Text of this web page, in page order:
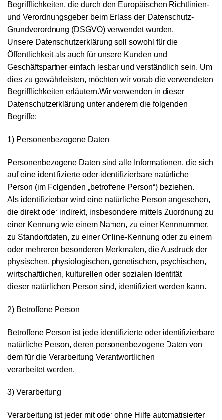
Begrifflichkeiten, die durch den Europäischen Richtlinien-
und Verordnungsgeber beim Erlass der Datenschutz-
Grundverordnung (DSGVO) verwendet wurden.
Unsere Datenschutzerklärung soll sowohl für die
Öffentlichkeit als auch für unsere Kunden und
Geschäftspartner einfach lesbar und verständlich sein. Um
dies zu gewährleisten, möchten wir vorab die verwendeten
Begrifflichkeiten erläutern.Wir verwenden in dieser
Datenschutzerklärung unter anderem die folgenden
Begriffe:
1) Personenbezogene Daten
Personenbezogene Daten sind alle Informationen, die sich
auf eine identifizierte oder identifizierbare natürliche
Person (im Folgenden „betroffene Person“) beziehen.
Als identifizierbar wird eine natürliche Person angesehen,
die direkt oder indirekt, insbesondere mittels Zuordnung zu
einer Kennung wie einem Namen, zu einer Kennnummer,
zu Standortdaten, zu einer Online-Kennung oder zu einem
oder mehreren besonderen Merkmalen, die Ausdruck der
physischen, physiologischen, genetischen, psychischen,
wirtschaftlichen, kulturellen oder sozialen Identität
dieser natürlichen Person sind, identifiziert werden kann.
2) Betroffene Person
Betroffene Person ist jede identifizierte oder identifizierbare
natürliche Person, deren personenbezogene Daten von
dem für die Verarbeitung Verantwortlichen
verarbeitet werden.
3) Verarbeitung
Verarbeitung ist jeder mit oder ohne Hilfe automatisierter